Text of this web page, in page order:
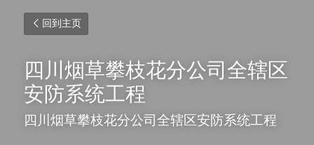
回到主页
四川烟草攀枝花分公司全辖区
安防系统工程
四川烟草攀枝花分公司全辖区安防系统工程